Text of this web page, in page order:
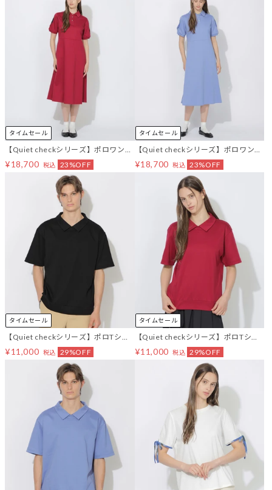
タイムセール
【Quiet checkシリーズ】ポロワンピ
ース
¥18,700 税込 23%OFF
タイムセール
【Quiet checkシリーズ】ポロワンピ
ース
¥18,700 税込 23%OFF
タイムセール
【Quiet checkシリーズ】ポロTシャ
ツ
¥11,000 税込 29%OFF
タイムセール
【Quiet checkシリーズ】ポロTシャ
ツ
¥11,000 税込 29%OFF